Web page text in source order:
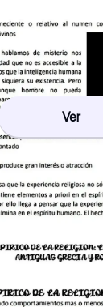
Ver